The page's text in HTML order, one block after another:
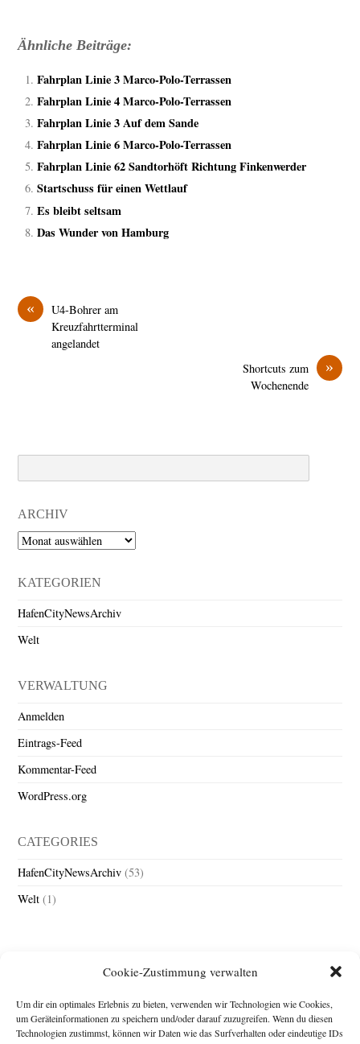
Cookie-Zustimmung verwalten
Um dir ein optimales Erlebnis zu bieten, verwenden wir Technologien wie Cookies,
um Geräteinformationen zu speichern und/oder darauf zuzugreifen. Wenn du diesen
Technologien zustimmst, können wir Daten wie das Surfverhalten oder eindeutige IDs
Ähnliche Beiträge:
Fahrplan Linie 3 Marco-Polo-Terrassen
Fahrplan Linie 4 Marco-Polo-Terrassen
Fahrplan Linie 3 Auf dem Sande
Fahrplan Linie 6 Marco-Polo-Terrassen
Fahrplan Linie 62 Sandtorhöft Richtung Finkenwerder
Startschuss für einen Wettlauf
Es bleibt seltsam
Das Wunder von Hamburg
«
U4-Bohrer am
Kreuzfahrtterminal
angelandet
»
Shortcuts zum
Wochenende
ARCHIV
Archiv
KATEGORIEN
HafenCityNewsArchiv
Welt
VERWALTUNG
Anmelden
Eintrags-Feed
Kommentar-Feed
WordPress.org
CATEGORIES
HafenCityNewsArchiv (53)
Welt (1)